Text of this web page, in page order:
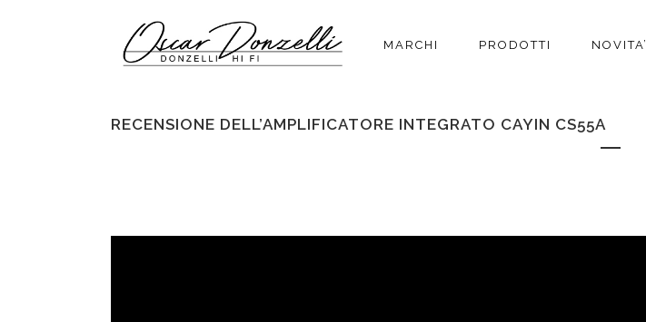
MARCHI PRODOTTI NOVITA’
RECENSIONE DELL’AMPLIFICATORE INTEGRATO CAYIN CS55A